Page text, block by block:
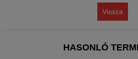
Vissza
HASONLÓ